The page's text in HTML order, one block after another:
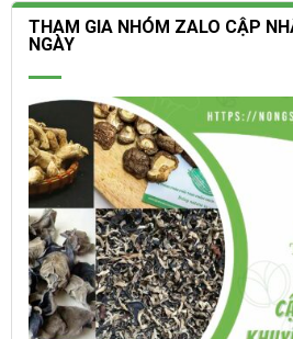
nhiều
biến
thể.
Các
chọn
có
thể
được
chọn
trên
trang
sản
phẩm
này
có
thể.
Các
tùy
trang
sản
THAM GIA NHÓM ZALO CẬP
NGÀY